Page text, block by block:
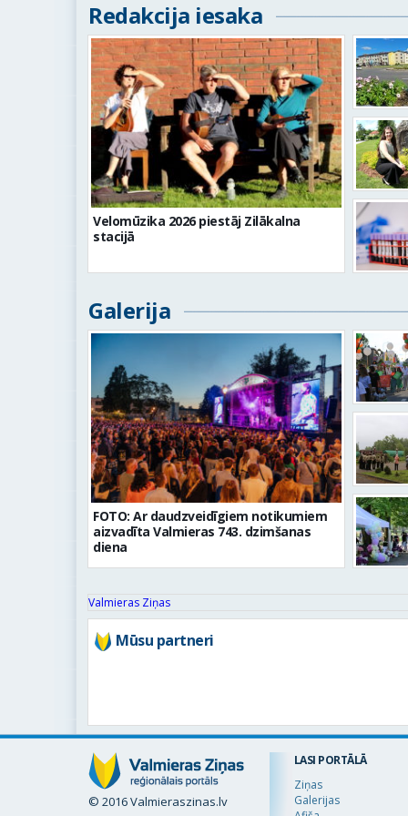
Redakcija iesaka
Velomūzika 2026 piestāj Zilākalna
stacijā
Galerija
FOTO: Ar daudzveidīgiem notikumiem
aizvadīta Valmieras 743. dzimšanas
diena
Valmieras Ziņas
Mūsu partneri
© 2016 Valmieraszinas.lv
LASI PORTĀLĀ
Ziņas
Galerijas